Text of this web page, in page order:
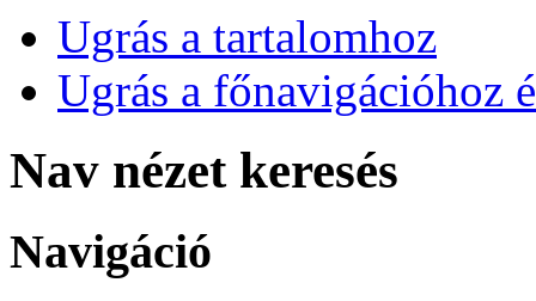
Ugrás a tartalomhoz
Ugrás a főnavigációhoz
Nav nézet keresés
Navigáció